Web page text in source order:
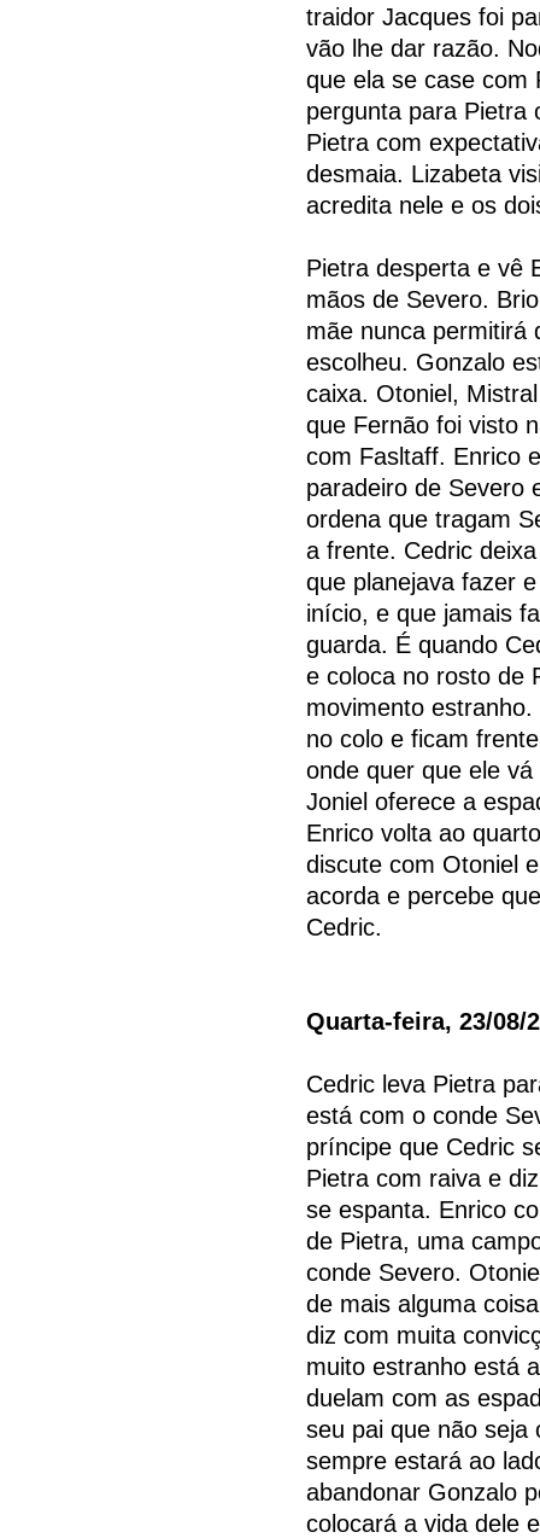
traidor Jacques foi
vão lhe dar razão.
que ela se case com
pergunta para Pietra
Pietra com
desmaia. Lizabeta
acredita nele e os
Pietra desperta e vê
mãos de Severo.
mãe nunca permitirá
escolheu. Gonzalo
caixa. Otoniel,
que Fernão foi visto
com Fasltaff. Enrico
paradeiro de Severo
ordena que tragam
a frente. Cedric
que planejava fazer
início, e que jamais
guarda. É quando
e coloca no rosto de
movimento
no colo e ficam
onde quer que ele
Joniel oferece a
Enrico volta ao
discute com Otoniel
acorda e percebe
Cedric.
Quarta-feira, 23/08/
Cedric leva Pietra
está com o conde
príncipe que Cedric
Pietra com raiva e
se espanta. Enrico
de Pietra, uma
conde Severo.
de mais alguma
diz com muita
muito estranho está
duelam com as
seu pai que não seja
sempre estará ao
abandonar Gonzalo
colocará a vida dele